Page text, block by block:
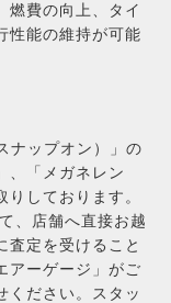
燃費の向上、タイ
性能の維持が可能
ナップオン）」の
、「メガネレン
しております。
、店舗へ直接お越
査定を受けること
アーゲージ」がご
ください。スタッ